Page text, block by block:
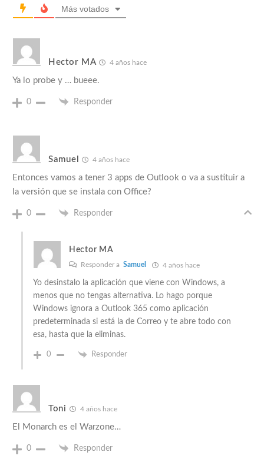
Más votados
Hector MA 4 años hace
Ya lo probe y … bueee.
0 Responder
Samuel 4 años hace
Entonces vamos a tener 3 apps de Outlook o va a sustituir a
la versión que se instala con Office?
0 Responder
Hector MA
Responder a Samuel 4 años hace
Yo desinstalo la aplicación que viene con Windows, a
menos que no tengas alternativa. Lo hago porque
Windows ignora a Outlook 365 como aplicación
predeterminada si está la de Correo y te abre todo con
esa, hasta que la eliminas.
0 Responder
Toni 4 años hace
El Monarch es el Warzone…
0 Responder